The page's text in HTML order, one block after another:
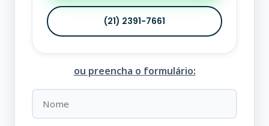
(21) 2391-7661
ou preencha o formulário: